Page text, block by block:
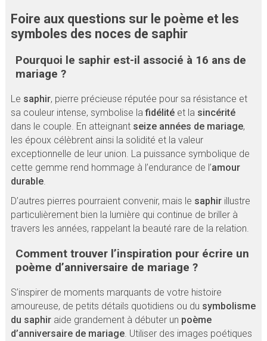
Foire aux questions sur le poème et les
symboles des noces de saphir
Pourquoi le saphir est-il associé à 16 ans de
mariage ?
Le saphir, pierre précieuse réputée pour sa résistance et
sa couleur intense, symbolise lafidélitéet la sincérité
dans le couple. En atteignant seize années de mariage,
les époux célèbrent ainsi la solidité et la valeur
exceptionnelle de leur union. La puissance symbolique de
cette gemme rend hommage à l’endurance de l’amour
durable.
D’autres pierres pourraient convenir, mais le saphirillustre
particulièrement bien la lumière qui continue de briller à
travers les années, rappelant la beauté rare de la relation.
Comment trouver l’inspiration pour écrire un
poème d’anniversaire de mariage ?
S’inspirer de moments marquants de votre histoire
amoureuse, de petits détails quotidiens ou du symbolisme
du saphiraide grandement à débuter un poème
d’anniversaire de mariage. Utiliser des images poétiques